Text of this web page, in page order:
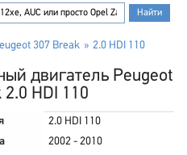
307 Break 2.0 HDI 110
двигатель Peugeot
HDI 110
2.0 HDI 110
2002 - 2010